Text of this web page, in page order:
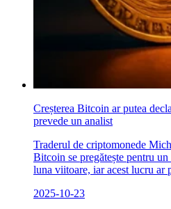
Creșterea Bitcoin ar putea
prevede un analist
Traderul de criptomonede
Bitcoin se pregătește pentru
luna viitoare, iar acest lucru ar
2025-10-23